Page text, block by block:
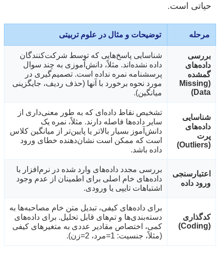
حیاتی است.
مرحله توضیحات و مثال در علوم تربیتی
بررسی
داده‌های
گمشده
(Missing
Data)
شناسایی پاسخ‌هایی که توسط شرکت‌کنندگان
داده نشده‌اند. مثلاً، دانش‌آموزی به چند سوال
پرسشنامه نمره نداده است. تصمیم‌گیری در
مورد نحوه برخورد با آنها (حذف ردیف، جایگزینی
میانگین).
شناسایی
داده‌های
پرت
(Outliers)
تشخیص نقاط داده‌ای که به طور معنی‌داری از
سایر داده‌ها فاصله دارند. مثلاً، نمره یک
دانش‌آموز بسیار بالاتر یا پایین‌تر از میانگین کلاس
است که ممکن است نشان‌دهنده خطای ورود
داده باشد.
اعتبارسنجی
ورود داده
بررسی مجدد داده‌های وارد شده در نرم‌افزار با
داده‌های خام اصلی برای اطمینان از عدم وجود
اشتباهات تایپی یا ورودی.
کدگذاری
(Coding)
برای داده‌های کیفی، تبدیل متن خام مصاحبه‌ها به
دسته‌بندی‌ها و تم‌های قابل تحلیل. برای داده‌های
کمی، اختصاص مقادیر عددی به متغیرهای کیفی
(مثلاً، جنسیت: 1=مرد، 2=زن).